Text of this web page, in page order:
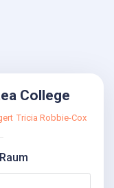
College
Tricia Robbie-Cox